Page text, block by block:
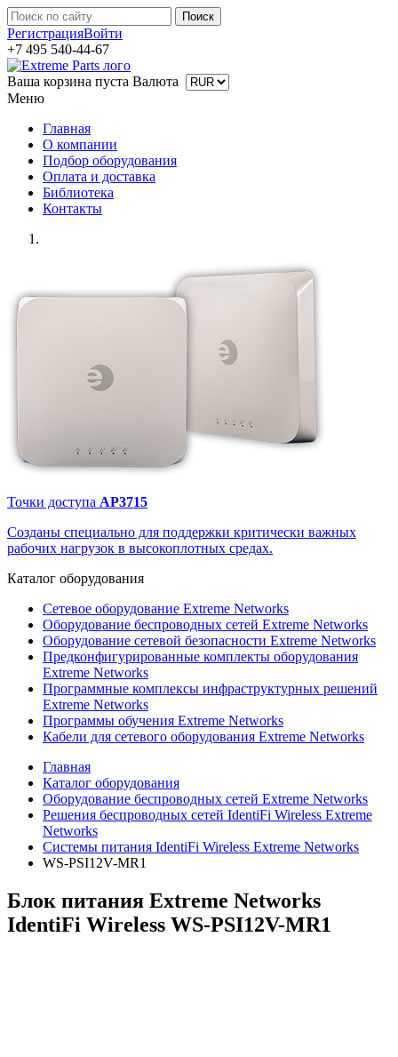
РегистрацияВойти
+7 495 540-44-67
Ваша корзина пуста Валюта
Меню
Главная
О компании
Подбор оборудования
Оплата и доставка
Библиотека
Контакты
Точки доступа AP3715
Созданы специально для поддержки критически важных
рабочих нагрузок в высокоплотных средах.
Каталог оборудования
Сетевое оборудование Extreme Networks
Оборудование беспроводных сетей Extreme Networks
Оборудование сетевой безопасности Extreme Networks
Предконфигурированные комплекты оборудования
Extreme Networks
Программные комплексы инфраструктурных решений
Extreme Networks
Программы обучения Extreme Networks
Кабели для сетевого оборудования Extreme Networks
Главная
Каталог оборудования
Оборудование беспроводных сетей Extreme Networks
Решения беспроводных сетей IdentiFi Wireless Extreme
Networks
Системы питания IdentiFi Wireless Extreme Networks
WS-PSI12V-MR1
Блок питания Extreme Networks
IdentiFi Wireless WS-PSI12V-MR1